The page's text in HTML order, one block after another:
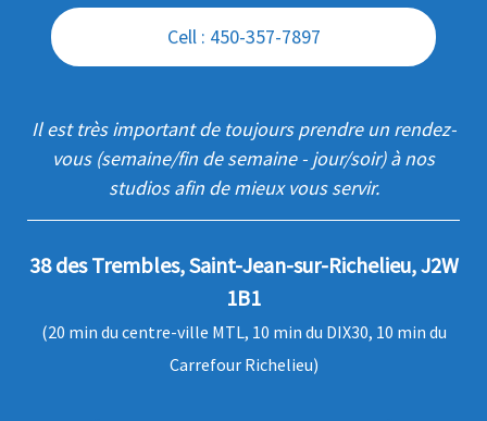
Cell : 450-357-7897
Il est très important de toujours prendre un rendez-
vous (semaine/fin de semaine - jour/soir) à nos
studios afin de mieux vous servir.
38 des Trembles, Saint-Jean-sur-Richelieu, J2W
1B1
(20 min du centre-ville MTL, 10 min du DIX30, 10 min du
Carrefour Richelieu)